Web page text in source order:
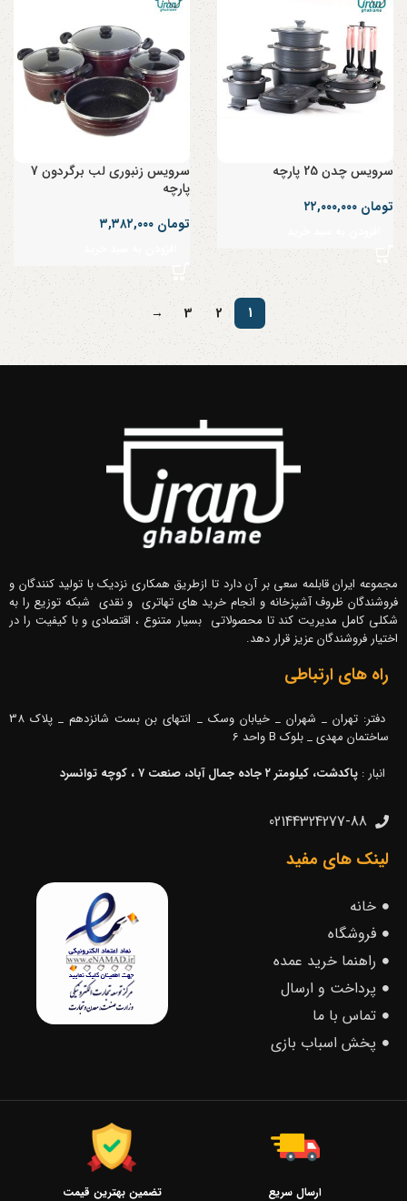
سرویس چدن 25 پارچه
تومان
سرویس زنبوری لب برگردون 7
پارچه
تومان
1
2
3
→
مجموعه ایران قابلمه سعی بر آن دارد تا ازطریق همکاری نزدیک با تولید کنندگان و
فروشندگان ظروف آشپزخانه و انجام خرید های تهاتری و نقدی شبکه توزیع را به
شکلی کامل مدیریت کند تا محصولاتی بسیار متنوع ، اقتصادی و با کیفیت را در
اختیار فروشندگان عزیز قرار دهد.
راه های ارتباطی
دفتر: تهران _ شهران _ خیابان وسک _ انتهای بن بست شانزدهم _ پلاک 38
ساختمان مهدی _ بلوک B واحد 6
انبار : پاکدشت، کیلومتر ۲ جاده جمال آباد، صنعت ۷ ، کوچه توانسرد
02144324277-88
لینک های مفید
خانه
فروشگاه
راهنما خرید عمده
پرداخت و ارسال
تماس با ما
پخش اسباب بازی
ارسال سریع تضمین بهترین قیمت